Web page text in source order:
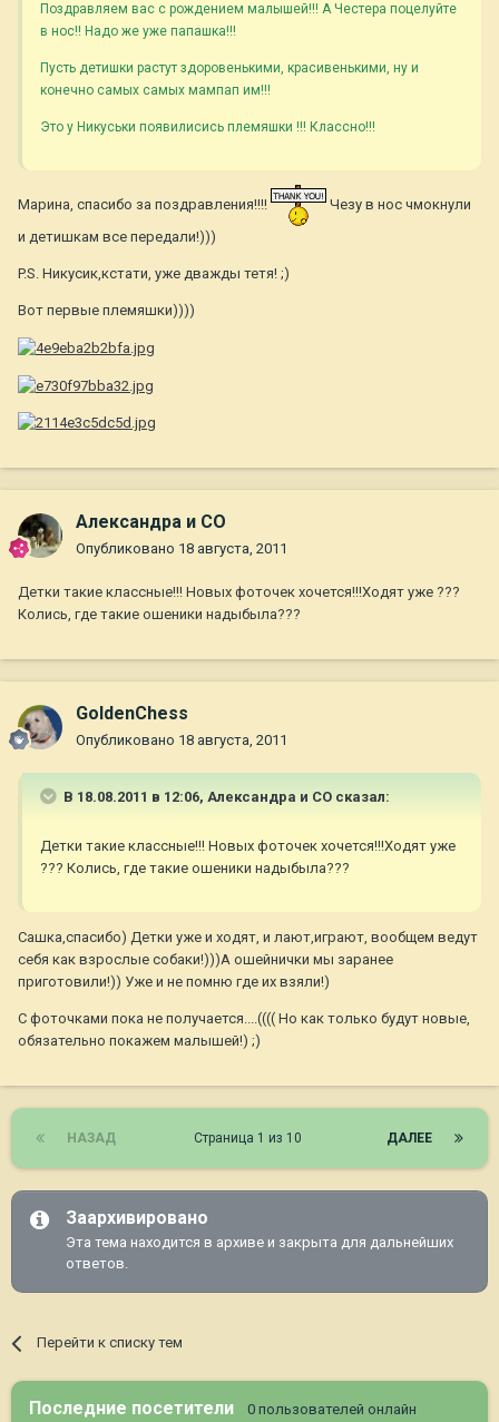
Поздравляем вас с рождением малышей!!! А Честера поцелуйте
в нос!! Надо же уже папашка!!!
Пусть детишки растут здоровенькими, красивенькими, ну и
конечно самых самых мампап им!!!
Это у Никуськи появилисись племяшки !!! Классно!!!
Марина, спасибо за поздравления!!!!
Чезу в нос чмокнули
и детишкам все передали!)))
P.S. Никусик,кстати, уже дважды тетя! ;)
Вот первые племяшки))))
Александра и СО
Опубликовано 18 августа, 2011
Детки такие классные!!! Новых фоточек хочется!!!Ходят уже ???
Колись, где такие ошеники надыбыла???
GoldenChess
Опубликовано 18 августа, 2011
В 18.08.2011 в 12:06, Александра и СО сказал:
Детки такие классные!!! Новых фоточек хочется!!!Ходят уже
??? Колись, где такие ошеники надыбыла???
Сашка,спасибо) Детки уже и ходят, и лают,играют, вообщем ведут
себя как взрослые собаки!)))А ошейнички мы заранее
приготовили!)) Уже и не помню где их взяли!)
С фоточками пока не получается....(((( Но как только будут новые,
обязательно покажем малышей!) ;)
НАЗАД ДАЛЕЕ
Страница 1 из 10
Заархивировано
Эта тема находится в архиве и закрыта для дальнейших
ответов.
Перейти к списку тем
Последние посетители 0 пользователей онлайн